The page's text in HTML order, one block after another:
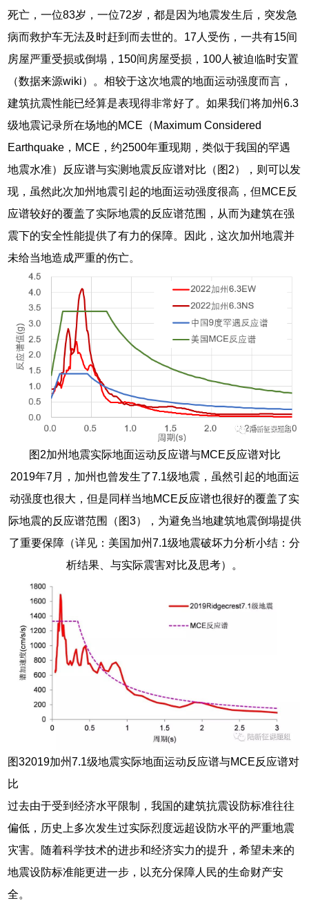
死亡，一位83岁，一位72岁，都是因为地震发生后，突发急
病而救护车无法及时赶到而去世的。17人受伤，一共有15间
房屋严重受损或倒塌，150间房屋受损，100人被迫临时安置
（数据来源wiki）。相较于这次地震的地面运动强度而言，
建筑抗震性能已经算是表现得非常好了。如果我们将加州6.3
级地震记录所在场地的MCE（Maximum Considered
Earthquake，MCE，约2500年重现期，类似于我国的罕遇
地震水准）反应谱与实测地震反应谱对比（图2），则可以发
现，虽然此次加州地震引起的地面运动强度很高，但MCE反
应谱较好的覆盖了实际地震的反应谱范围，从而为建筑在强
震下的安全性能提供了有力的保障。因此，这次加州地震并
未给当地造成严重的伤亡。
图2加州地震实际地面运动反应谱与MCE反应谱对比
2019年7月，加州也曾发生了7.1级地震，虽然引起的地面运
动强度也很大，但是同样当地MCE反应谱也很好的覆盖了实
际地震的反应谱范围（图3），为避免当地建筑地震倒塌提供
了重要保障（详见：美国加州7.1级地震破坏力分析小结：分
析结果、与实际震害对比及思考）。
图32019加州7.1级地震实际地面运动反应谱与MCE反应谱对
比
过去由于受到经济水平限制，我国的建筑抗震设防标准往往
偏低，历史上多次发生过实际烈度远超设防水平的严重地震
灾害。随着科学技术的进步和经济实力的提升，希望未来的
地震设防标准能更进一步，以充分保障人民的生命财产安
全。